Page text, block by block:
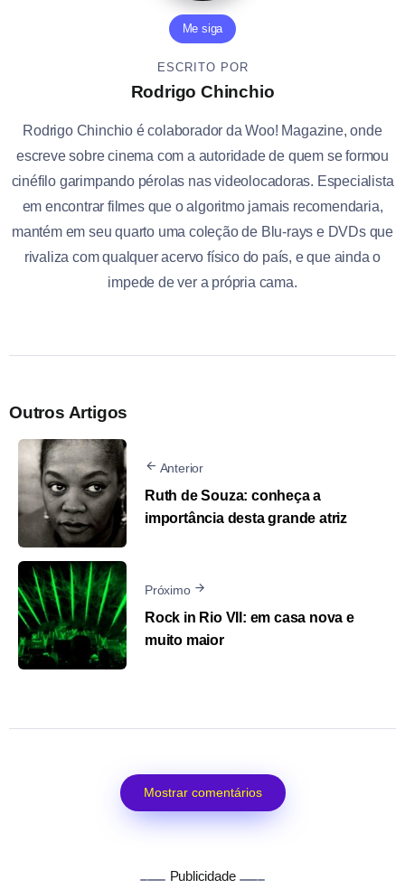
Me siga
ESCRITO POR
Rodrigo Chinchio
Rodrigo Chinchio é colaborador da Woo! Magazine, onde
escreve sobre cinema com a autoridade de quem se formou
cinéfilo garimpando pérolas nas videolocadoras. Especialista
em encontrar filmes que o algoritmo jamais recomendaria,
mantém em seu quarto uma coleção de Blu-rays e DVDs que
rivaliza com qualquer acervo físico do país, e que ainda o
impede de ver a própria cama.
Outros Artigos
Anterior
Ruth de Souza: conheça a
importância desta grande atriz
Próximo
Rock in Rio VII: em casa nova e
muito maior
Mostrar comentários
Publicidade